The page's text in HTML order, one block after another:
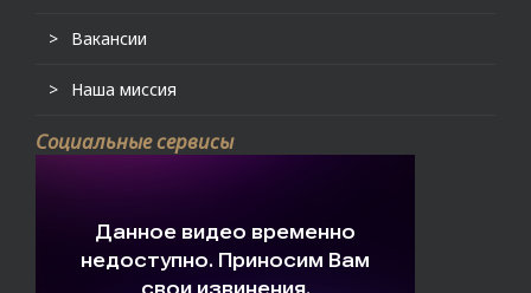
Вакансии
Наша миссия
Социальные сервисы